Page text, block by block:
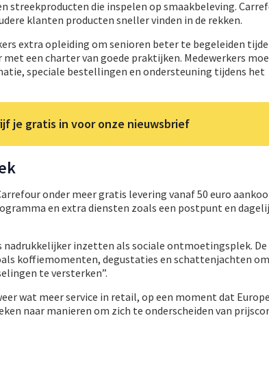
streekproducten die inspelen op smaakbeleving.
klanten producten sneller vinden in de rekken.
extra opleiding om senioren beter te begeleiden
een charter van goede praktijken. Medewerkers
speciale bestellingen en ondersteuning tijdens het
je gratis in voor onze nieuwsbrief
onder meer gratis levering vanaf 50 euro
en extra diensten zoals een postpunt en
inzetten als sociale ontmoetingsplek.
koffiemomenten, degustaties en schattenjachten om
te versterken”.
wat meer service in retail, op een moment dat
naar manieren om zich te onderscheiden van